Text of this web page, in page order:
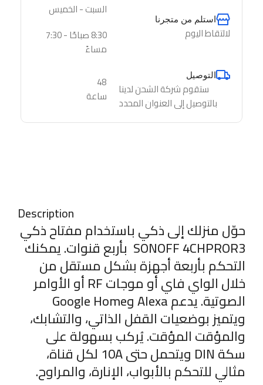
استلم من متجرنا
لالتقاط اليوم
السبت - الخميس
8:30 صباحًا - 7:30
مساءً
التوصيل
ستقوم شركة الشحن لدينا
بالتوصيل إلى العنوان المحدد
48
ساعة
Description
حوّل منزلك إلى ذكي باستخدام مفتاح ذكي
SONOFF 4CHPROR3 بأربع قنوات. يمكنك
التحكم بأربعة أجهزة بشكل مستقل من
خلال الواي فاي أو موجات RF أو الأوامر
الصوتية. يدعم Alexa وGoogle Home
ويتميز بوضعيات القفل الذاتي، والتشابك،
والمؤقت المؤقت. يُركب بسهولة على
سكة DIN ويتحمل حتى 10A لكل قناة،
مثالي للتحكم بالأبواب، الإنارة، والمراوح.